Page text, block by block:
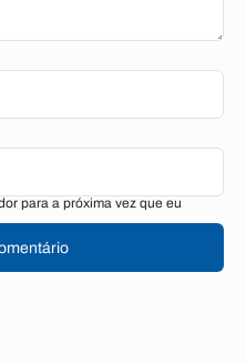
para a próxima vez que eu